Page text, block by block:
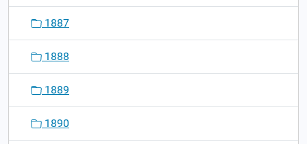
1887
1888
1889
1890